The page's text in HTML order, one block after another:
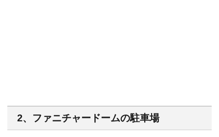
2、ファニチャードームの駐車場